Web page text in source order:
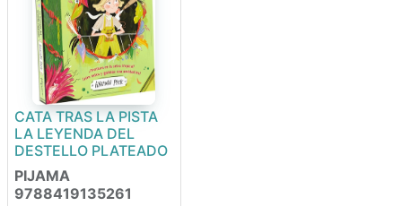
CATA TRAS LA PISTA
LA LEYENDA DEL
DESTELLO PLATEADO
PIJAMA
9788419135261